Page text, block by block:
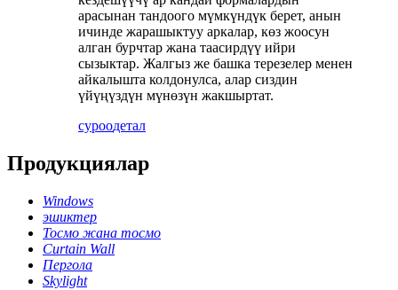
арасынан тандоого мүмкүндүк берет, анын
ичинде жарашыктуу аркалар, көз жоосун
алган бурчтар жана таасирдүү ийри
сызыктар. Жалгыз же башка терезелер менен
айкалышта колдонулса, алар сиздин
үйүңүздүн мүнөзүн жакшыртат.
суроодетал
Продукциялар
Windows
эшиктер
Тосмо жана тосмо
Curtain Wall
Пергола
Skylight